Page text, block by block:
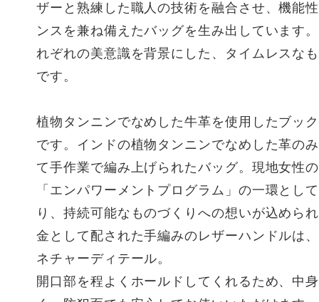
ザーと熟練した職人の技術を融合させ、機能
ンスを兼ね備えたバッグを生み出しています
れぞれの美意識を背景にした、タイムレスな
です。
植物タンニンでなめした牛革を使用したブッ
です。インドの植物タンニンでなめした革の
て手作業で編み上げられたバッグ。現地女性
「エンパワーメントプログラム」の一環とし
り、持続可能なものづくりへの想いが込めら
金として配された手編みのレザーハンドルは
ネチャーディテール。
開口部を程よくホールドしてくれるため、中